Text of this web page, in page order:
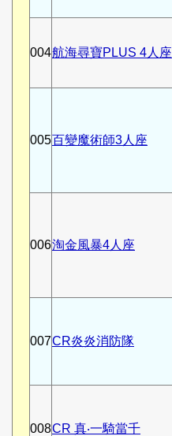
004航海尋寶PLUS 4人座
005百變魔術師3人座
006淘金風暴4人座
007CR炎炎消防隊
008CR 真‧一騎當千